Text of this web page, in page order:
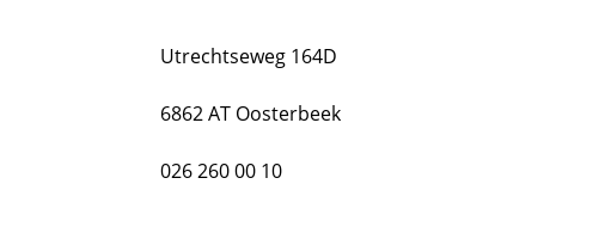
Utrechtseweg 164D
6862 AT Oosterbeek
026 260 00 10